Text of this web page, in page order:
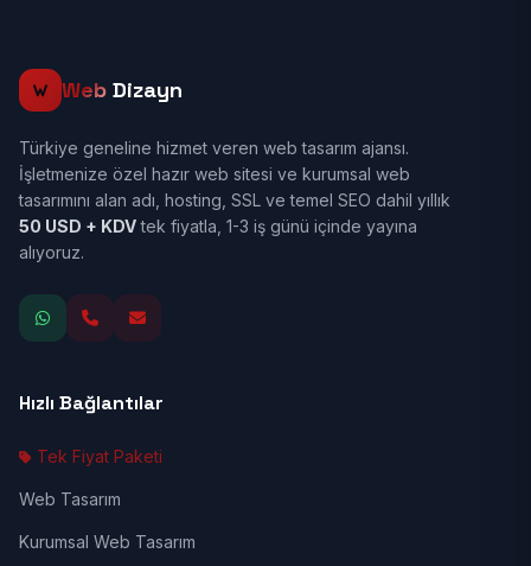
Web Dizayn
Türkiye geneline hizmet veren web tasarım ajansı.
İşletmenize özel hazır web sitesi ve kurumsal web
tasarımını alan adı, hosting, SSL ve temel SEO dahil yıllık
50 USD + KDVtek fiyatla, 1-3 iş günü içinde yayına
alıyoruz.
Hızlı Bağlantılar
Tek Fiyat Paketi
Web Tasarım
Kurumsal Web Tasarım